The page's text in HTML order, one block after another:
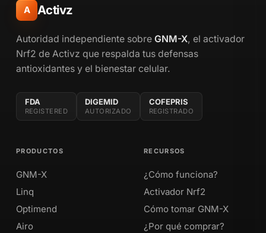
A Activz
Autoridad independiente sobre GNM-X, el activador
Nrf2 de Activz que respalda tus defensas
antioxidantes y el bienestar celular.
FDA
REGISTERED
DIGEMID
AUTORIZADO
COFEPRIS
REGISTRADO
PRODUCTOS
GNM-X
Linq
Optimend
Airo
RECURSOS
¿Cómo funciona?
Activador Nrf2
Cómo tomar GNM-X
¿Por qué comprar?